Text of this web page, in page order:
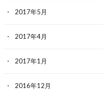
2017年5月
2017年4月
2017年1月
2016年12月